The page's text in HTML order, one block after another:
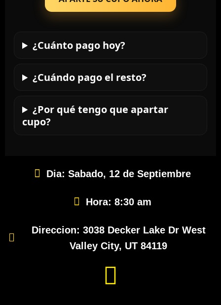
¿Cuánto pago hoy?
¿Cuándo pago el resto?
¿Por qué tengo que apartar
cupo?
Dia: Sabado, 12 de Septiembre
Hora: 8:30 am
Direccion: 3038 Decker Lake Dr West
Valley City, UT 84119